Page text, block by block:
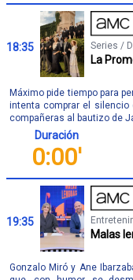
18:35 Series /
La
Máximo pide tiempo para
intenta comprar el silencio
compañeras al bautizo de
Duración
0:00'
19:35
Malas
Gonzalo Miró y Ane